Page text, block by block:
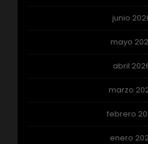
junio
mayo
abril
marzo
febrero
enero